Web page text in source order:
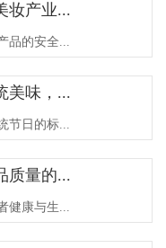
妆产业...
品的安全...
美味，...
节日的标...
质量的...
健康与生...